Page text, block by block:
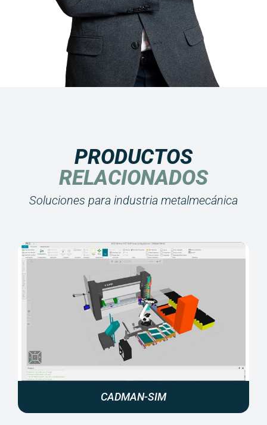
PRODUCTOS
RELACIONADOS
Soluciones para industria metalmecánica
CADMAN-SIM